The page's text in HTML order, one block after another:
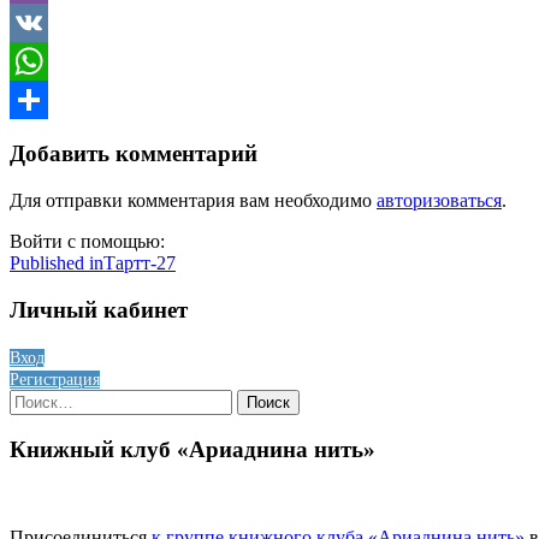
Viber
VK
WhatsApp
Добавить комментарий
Для отправки комментария вам необходимо авторизоваться.
Войти с помощью:
Навигация
по
Published inТартт-27
Личный кабинет
Вход
Регистрация
Найти:
Книжный клуб «Ариаднина нить»